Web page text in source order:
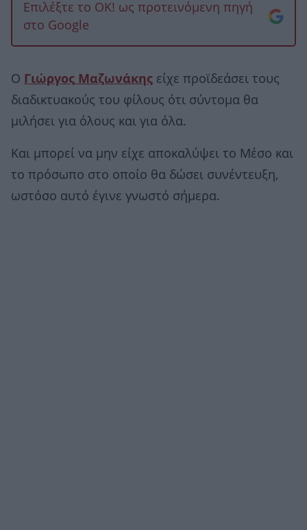
Επιλέξτε το OK! ως προτεινόμενη πηγή
στο Google
Ο Γιώργος Μαζωνάκης είχε προϊδεάσει τους
διαδικτυακούς του φίλους ότι σύντομα θα
μιλήσει για όλους και για όλα.
Και μπορεί να μην είχε αποκαλύψει το Μέσο και
το πρόσωπο στο οποίο θα δώσει συνέντευξη,
ωστόσο αυτό έγινε γνωστό σήμερα.